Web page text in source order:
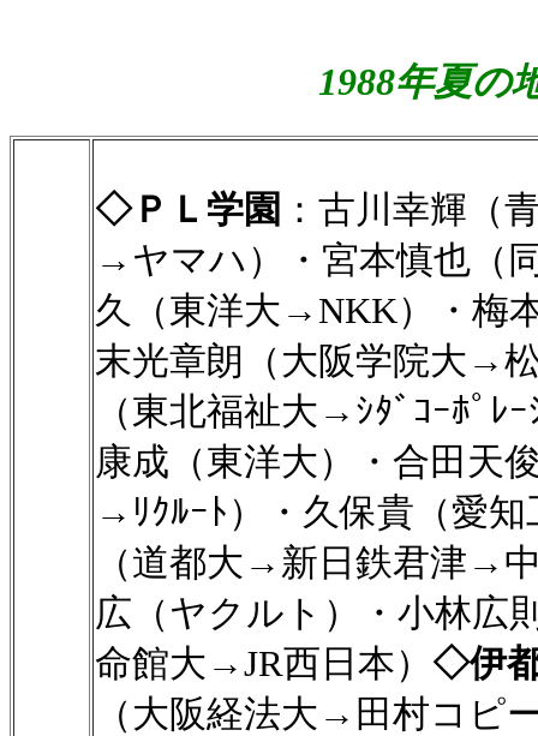
1988年夏の
◇ＰＬ学園 ：古川幸輝（
→ヤマハ）・宮本慎也（
久（東洋大→NKK）・梅
末光章朗（大阪学院大→
（東北福祉大→ｼﾀﾞｺｰﾎﾟﾚ
康成（東洋大）・合田天
→ﾘｸﾙｰﾄ）・久保貴（愛
（道都大→新日鉄君津→
広（ヤクルト）・小林広
命館大→JR西日本） ◇伊
（大阪経法大→田村コピ